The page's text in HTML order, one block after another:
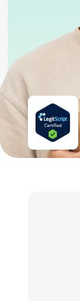
Kühl und
Nur für